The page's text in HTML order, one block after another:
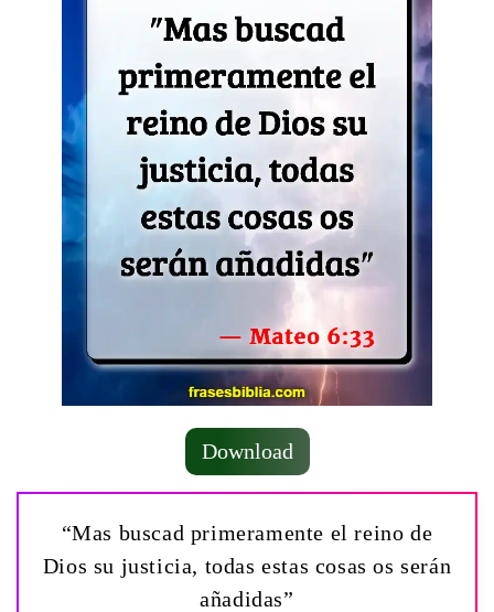
Download
“Mas buscad primeramente el reino de
Dios su justicia, todas estas cosas os serán
añadidas”